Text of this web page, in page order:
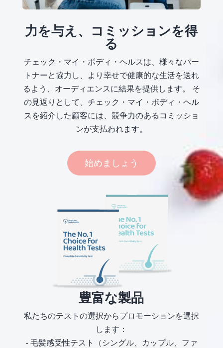
力を与え、コミッションを得
る
チェック・マイ・ボディ・ヘルスは、様々なパー
トナーと協力し、より幸せで健康的な生活を送れ
るよう、オーディエンスに結果を提供します。 そ
の見返りとして、チェック・マイ・ボディ・ヘル
スを紹介した顧客には、競争力のあるコミッショ
ンが支払われます。
始めましょう
豊富な製品
私たちのテストの選択からプロモーションを選択
します：
- 毛髪感受性テスト（シングル、カップル、ファ